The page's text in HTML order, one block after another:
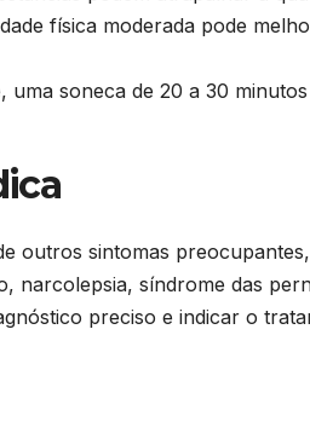
física moderada pode
uma soneca de 20 a 30
outros sintomas
narcolepsia, síndrome das
preciso e indicar o